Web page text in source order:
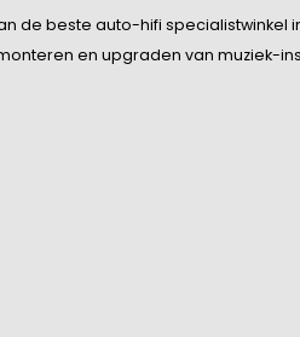
de beste auto-hifi
en upgraden van muziek-